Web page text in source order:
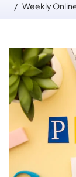
Weekly